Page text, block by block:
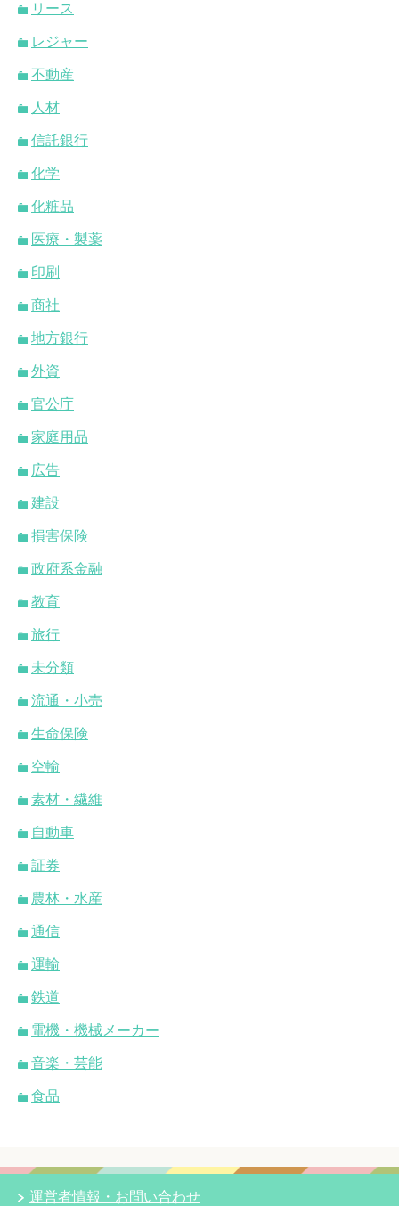
リース
レジャー
不動産
人材
信託銀行
化学
化粧品
医療・製薬
印刷
商社
地方銀行
外資
官公庁
家庭用品
広告
建設
損害保険
政府系金融
教育
旅行
未分類
流通・小売
生命保険
空輸
素材・繊維
自動車
証券
農林・水産
通信
運輸
鉄道
電機・機械メーカー
音楽・芸能
食品
運営者情報・お問い合わせ